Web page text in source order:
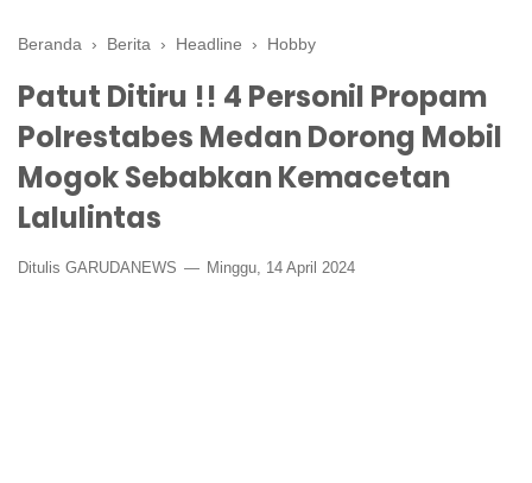
Beranda › Berita › Headline › Hobby
Patut Ditiru !! 4 Personil Propam
Polrestabes Medan Dorong Mobil
Mogok Sebabkan Kemacetan
Lalulintas
Ditulis GARUDANEWS Minggu, 14 April 2024